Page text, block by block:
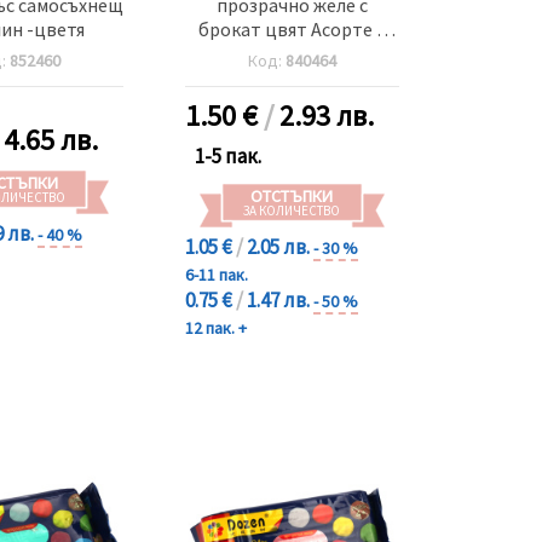
-цветя
852460
4.65 лв.
лв.- 40 %
брокат цвят Асорте 6
цвята x ~30 грама
Код: 840464
1.50€/2.93 лв.
1-5 пак.
ОТСТЪПКИ
ЗА КОЛИЧЕСТВО
1.05 €/2.05 лв.- 30 %
6-11 пак.
0.75 €/1.47 лв.- 50 %
12 пак. +